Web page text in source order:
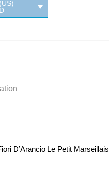
D’Arancio Le Petit Marseillais